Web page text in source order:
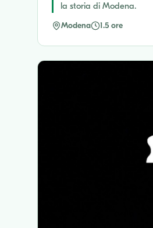
la storia di Modena.
Modena 1.5 ore